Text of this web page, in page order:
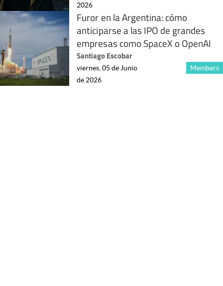
2026
Furor en la Argentina: cómo
anticiparse a las IPO de grandes
empresas como SpaceX o OpenAI
Santiago Escobar
Members
viernes, 05 de Junio
de 2026